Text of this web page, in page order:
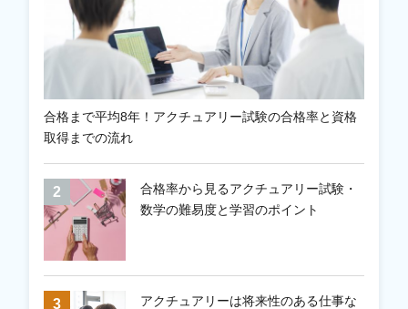
合格まで平均8年！アクチュアリー試験の合格率と資格
取得までの流れ
合格率から見るアクチュアリー試験・
数学の難易度と学習のポイント
アクチュアリーは将来性のある仕事な